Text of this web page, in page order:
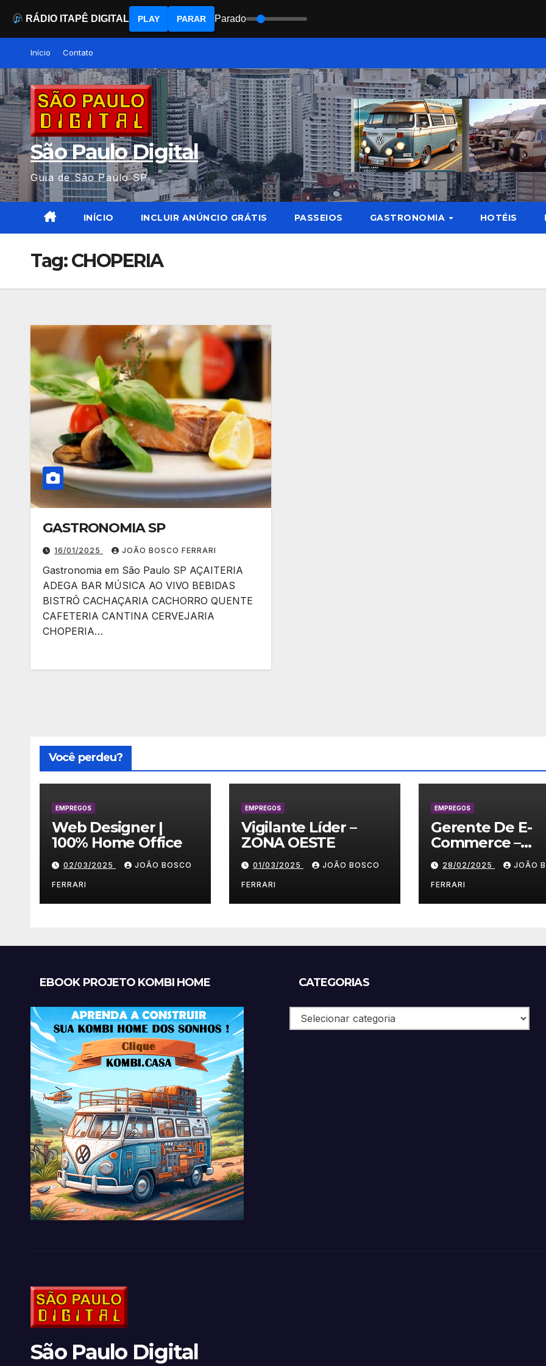
content
Início Contato
São Paulo Digital
Guia de São Paulo SP
INÍCIO INCLUIR ANÚNCIO GRÁTIS PASSEIOS GASTRONOMIA HOTÉIS
Tag:CHOPERIA
GASTRONOMIA SP
16/01/2025 JOÃO BOSCO FERRARI
Gastronomia em São Paulo SP AÇAITERIA
ADEGA BAR MÚSICA AO VIVO BEBIDAS
BISTRÔ CACHAÇARIA CACHORRO QUENTE
CAFETERIA CANTINA CERVEJARIA
CHOPERIA…
Você perdeu?
EMPREGOS
Web Designer |
100% Home Office
02/03/2025 JOÃO BOSCO
FERRARI
EMPREGOS
Vigilante Líder –
ZONA OESTE
01/03/2025 JOÃO BOSCO
FERRARI
EMPREGOS
Gerente De E-
Commerce –
Vestuário/
SP28/02/2025 JOÃO
FERRARI
EBOOK PROJETO KOMBI HOME CATEGORIAS
Categorias
São Paulo Digital
RÁDIO ITAPÊ DIGITAL PLAY PARAR Parado